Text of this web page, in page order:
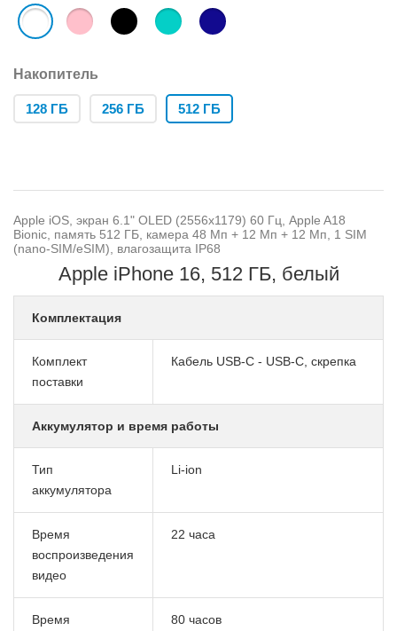
Накопитель
128 ГБ 256 ГБ 512 ГБ
Apple iOS, экран 6.1" OLED (2556x1179) 60 Гц, Apple A18
Bionic, память 512 ГБ, камера 48 Мп + 12 Мп + 12 Мп, 1 SIM
(nano-SIM/eSIM), влагозащита IP68
Apple iPhone 16, 512 ГБ, белый
Комплектация
Комплект
поставки
Кабель USB-C - USB-C, скрепка
Аккумулятор и время работы
Тип
аккумулятора
Li-ion
Время
воспроизведения
видео
22 часа
Время
80 часов